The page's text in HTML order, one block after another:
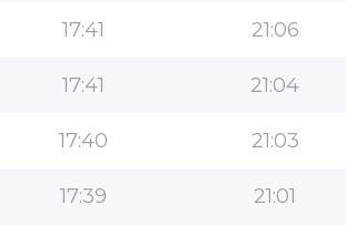
17:41 21:06
17:41 21:04
17:40 21:03
17:39 21:01